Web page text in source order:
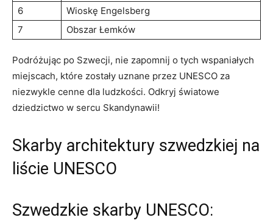
6
Wioskę⁢ Engelsberg
7
Obszar ‌Łemków
Podróżując po Szwecji, nie zapomnij ⁣o tych wspaniałych
miejscach, które zostały uznane przez UNESCO ‍za
niezwykle cenne dla ludzkości.⁣ Odkryj światowe
dziedzictwo w sercu Skandynawii!
Skarby architektury szwedzkiej na
liście UNESCO
Szwedzkie skarby UNESCO: